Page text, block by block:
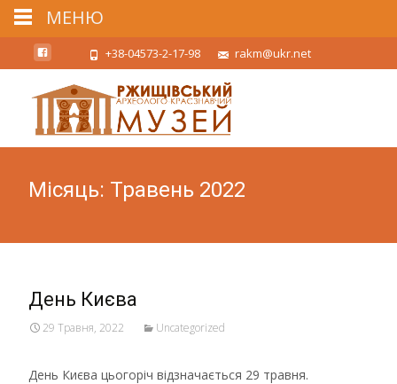
+38-04573-2-17-98 rakm@ukr.net
Місяць: Травень 2022
День Києва
29 Травня, 2022 Uncategorized
День Києва цьогоріч відзначається 29 травня.
МЕНЮ